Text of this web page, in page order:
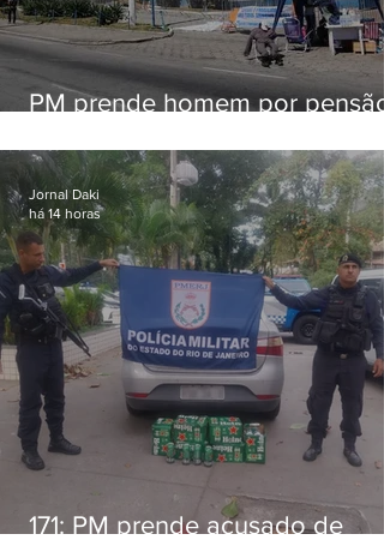
PM prende homem por pensão
171: PM prende acusado de
Jornal Daki
há 14 horas